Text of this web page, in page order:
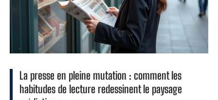
La presse en pleine mutation : comment les
habitudes de lecture redessinent le paysage